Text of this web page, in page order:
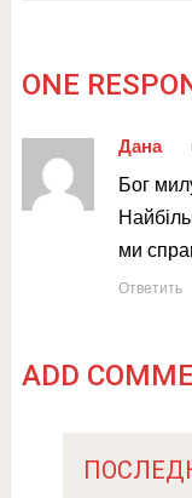
ONE
Дана
Бог
ми
Ответить
ADD